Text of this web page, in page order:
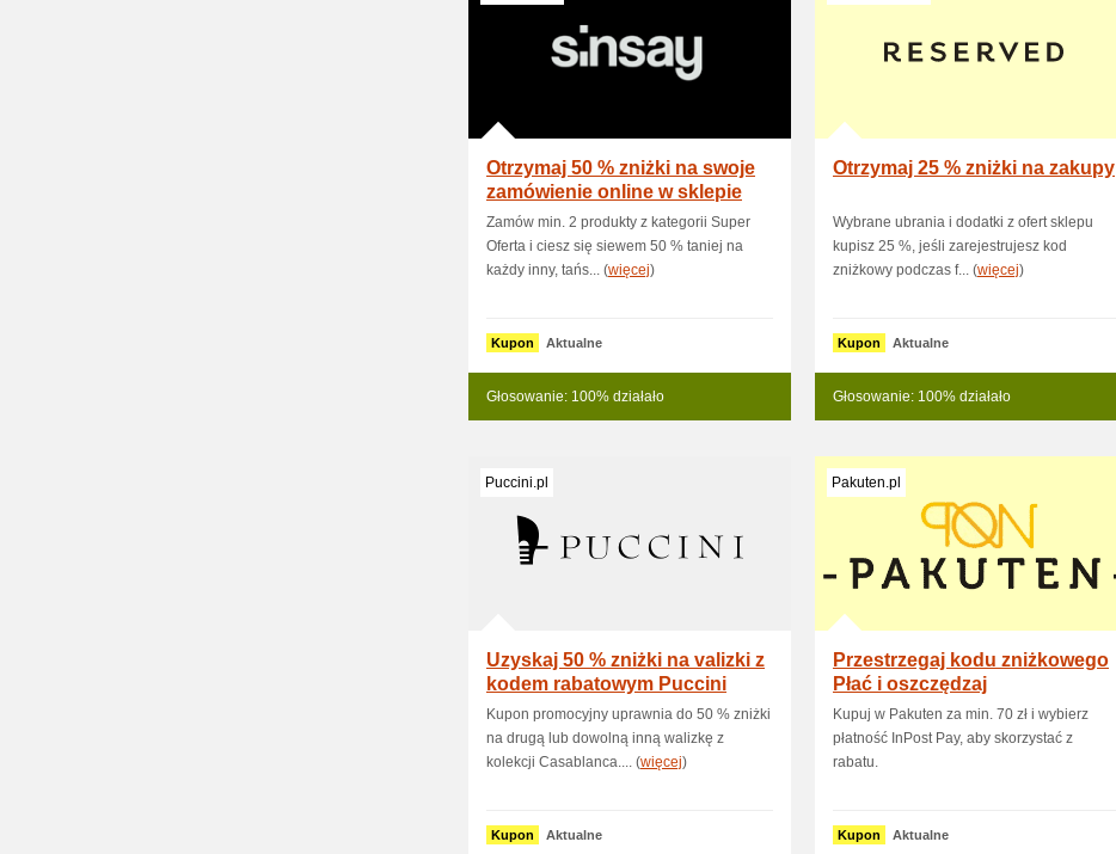
Otrzymaj 50 % zniżki na swoje
zamówienie online w sklepie
Sinsai
Zamów min. 2 produkty z kategorii Super
Oferta i ciesz się siewem 50 % taniej na
każdy inny, tańs... (więcej)
Kupon Aktualne
Głosowanie: 100% działało
Otrzymaj 25 % zniżki na zakupy
Wybrane ubrania i dodatki z ofert sklepu
kupisz 25 %, jeśli zarejestrujesz kod
zniżkowy podczas f... (więcej)
Kupon Aktualne
Głosowanie: 100% działało
Puccini.pl
Uzyskaj 50 % zniżki na valizki z
kodem rabatowym Puccini
Kupon promocyjny uprawnia do 50 % zniżki
na drugą lub dowolną inną walizkę z
kolekcji Casablanca.... (więcej)
Kupon Aktualne
Pakuten.pl
Przestrzegaj kodu zniżkowego
Płać i oszczędzaj
Kupuj w Pakuten za min. 70 zł i wybierz
płatność InPost Pay, aby skorzystać z
rabatu.
Kupon Aktualne